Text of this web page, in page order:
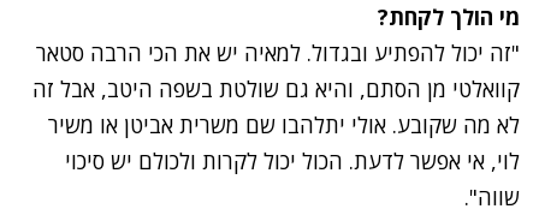
מי הולך לקחת?
"זה יכול להפתיע ובגדול. למאיה יש את הכי הרבה סטאר
קוואלטי מן הסתם, והיא גם שולטת בשפה היטב, אבל זה
לא מה שקובע. אולי יתלהבו שם משרית אביטן או משיר
לוי, אי אפשר לדעת. הכול יכול לקרות ולכולם יש סיכוי
שווה".